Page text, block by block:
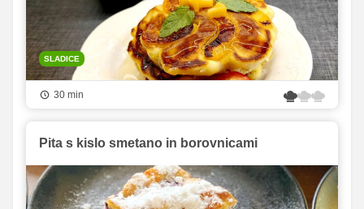
SLADICE
30 min
Pita s kislo smetano in borovnicami